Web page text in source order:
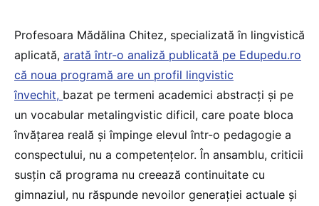
Profesoara Mădălina Chitez, specializată în lingvistică
aplicată, arată într-o analiză publicată pe Edupedu.ro
că noua programă are un profil lingvistic
învechit, bazat pe termeni academici abstracți și pe
un vocabular metalingvistic dificil, care poate bloca
învățarea reală și împinge elevul într-o pedagogie a
conspectului, nu a competențelor. În ansamblu, criticii
susțin că programa nu creează continuitate cu
gimnaziul, nu răspunde nevoilor generației actuale și